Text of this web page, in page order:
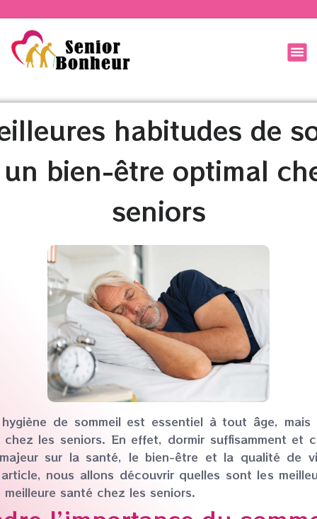
habitudes de
bien-être optimal
seniors
de sommeil est essentiel à tout âge, mais
les seniors. En effet, dormir suffisamment et
sur la santé, le bien-être et la qualité de
nous allons découvrir quelles sont les
santé chez les seniors.